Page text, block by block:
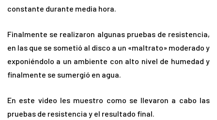
constante durante media hora.
Finalmente se realizaron algunas pruebas de resistencia,
en las que se sometió al disco a un «maltrato» moderado y
exponiéndolo a un ambiente con alto nivel de humedad y
finalmente se sumergió en agua.
En este video les muestro como se llevaron a cabo las
pruebas de resistencia y el resultado final.